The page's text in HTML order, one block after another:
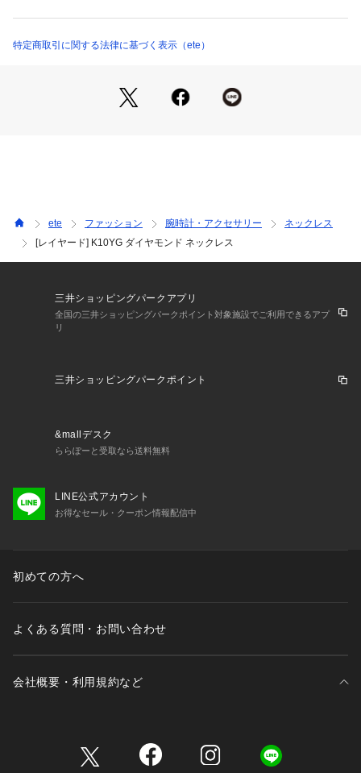
分らしさ」のあるスタイルに。
※使用石（パールを含む）は素材の特性により、色や形、風合
予めご了承下さい。
特定商取引に関する法律に基づく表示（ete）
ete ファッション 腕時計・アクセサリー
ネックレス
[レイヤード] K10YG ダイヤモンド ネックレス
三井ショッピングパークアプリ
全国の三井ショッピングパークポイント対象施設でご利用できるアプ
リ
三井ショッピングパークポイント
&mallデスク
ららぽーと受取なら送料無料
LINE公式アカウント
お得なセール・クーポン情報配信中
初めての方へ
よくある質問・お問い合わせ
会社概要・利用規約など